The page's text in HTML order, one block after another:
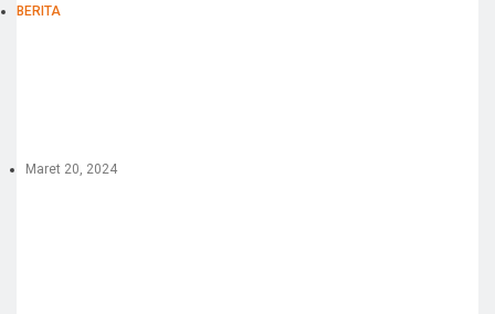
BERITA
Maret 20, 2024